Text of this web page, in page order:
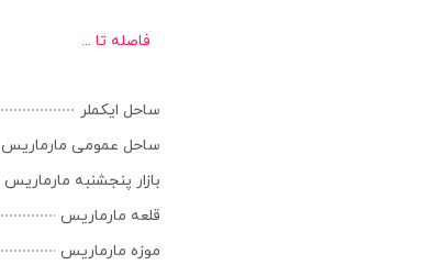
فاصله تا ...
ساحل ایکملر
ساحل عمومی مارماریس
بازار پنجشنبه مارماریس
قلعه مارماریس
موزه مارماریس